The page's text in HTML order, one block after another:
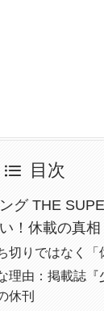
目次
グ THE
！休載の真相
切りではなく「
理由：掲載誌『
休刊